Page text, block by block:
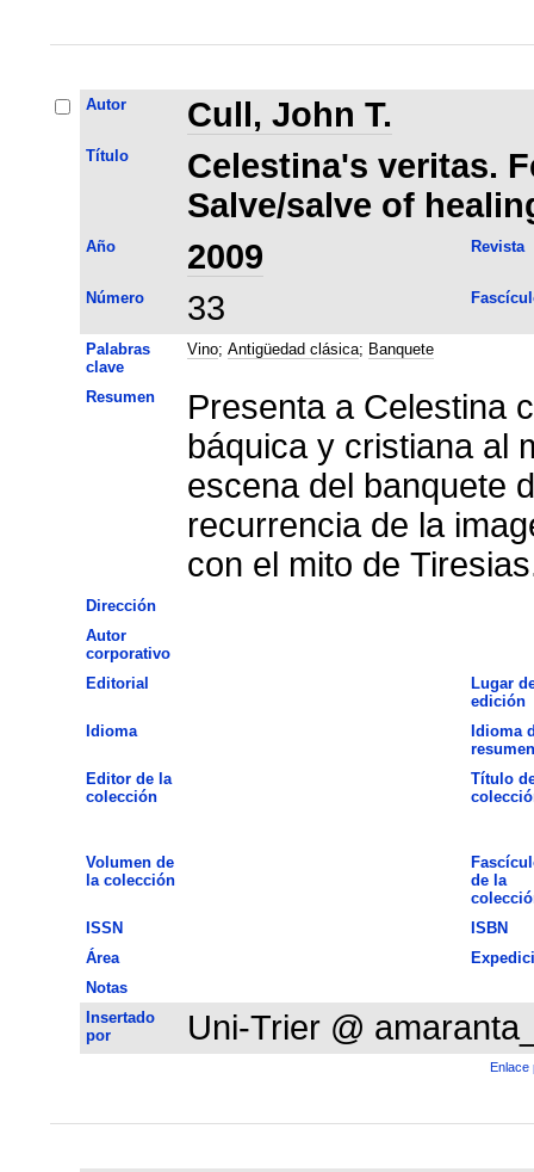
Autor Cull, John T.
Título
Celestina's veritas.
Salve/salve of
Año 2009 Revista
Número 33
Palabras
clave
Vino; Antigüedad clásica; Banquete
Resumen
Presenta a Celestina
báquica y cristiana al
escena del banquete
recurrencia de la
con el mito de
Dirección
Autor
corporativo
Editorial
Lugar
edición
Idioma
Idioma
resumen
Editor de la
colección
Título
Volumen de
la colección
de la
ISSN
ISBN
Área
Notas
Insertado
por
Uni-Trier @
Enlace